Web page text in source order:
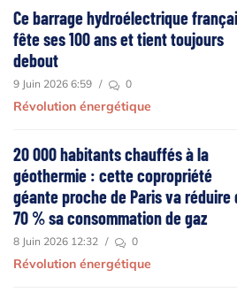
Ce barrage hydroélectrique
fête ses 100 ans et tient toujours
debout
9 Juin 2026 6:59 / 0
Révolution énergétique
20 000 habitants chauffés à la
géothermie : cette copropriété
géante proche de Paris va réduire
70 % sa consommation de gaz
8 Juin 2026 12:32 / 0
Révolution énergétique